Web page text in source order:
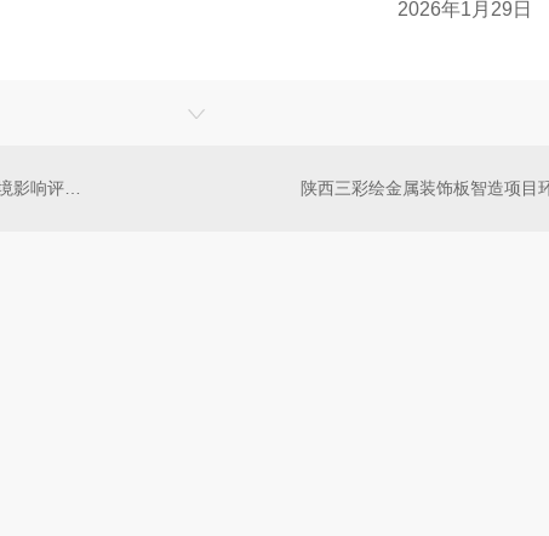
1月29日
陕西三彩绘金属装饰板智造项目环境影响评价环境影响报告书全本及公众参与说明公示（报批前公示）